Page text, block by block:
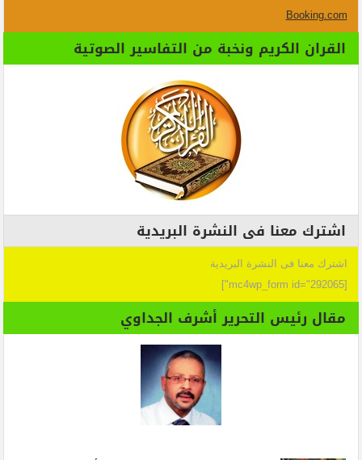
Booking.com
القران الكريم ونخبة من التفاسير الصوتية
اشترك معنا فى النشرة البريدية
اشترك معنا فى النشرة البريدية
[mc4wp_form id="292065"]
مقال رئيس التحرير أشرف الجداوي